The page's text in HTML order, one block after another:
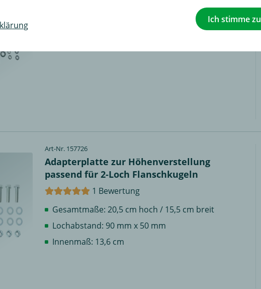
Art-Nr. 157726
Adapterplatte zur Höhenverstellung
passend für 2-Loch Flanschkugeln
1 Bewertung
Gesamtmaße: 20,5 cm hoch / 15,5 cm breit
Lochabstand: 90 mm x 50 mm
Innenmaß: 13,6 cm
Ich stimme zu